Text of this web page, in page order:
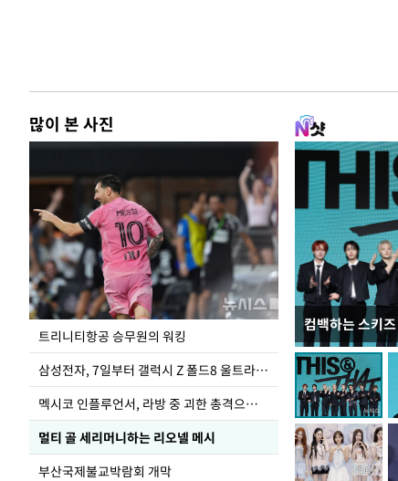
많이 본 사진
트리니티항공 승무원의 워킹
삼성전자, 7일부터 갤럭시 Z 폴드8 울트라·폴드8·플립8 출시
멕시코 인플루언서, 라방 중 괴한 총격으로 사망
멀티 골 세리머니하는 리오넬 메시
부산국제불교박람회 개막
컴백하는 스키즈
입추 하루 앞둔
폭염